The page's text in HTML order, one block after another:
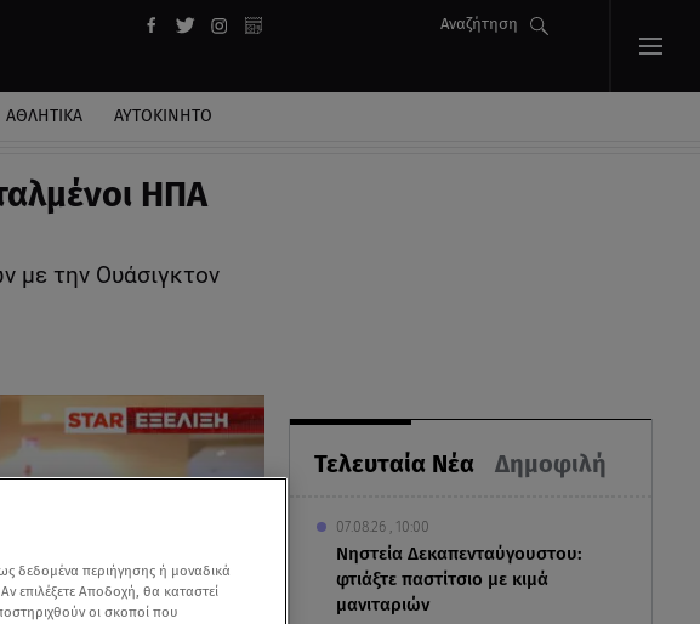
Αναζήτηση
ΑΘΛΗΤΙΚΑ ΑΥΤΟΚΙΝΗΤΟ
ΗΠΑ
με την Ουάσιγκτον
Τελευταία Νέα Δημοφιλή
07.08.26 , 10:00
Νηστεία Δεκαπενταύγουστου:
φτιάξτε παστίτσιο με κιμά
μανιταριών
δεδομένα περιήγησης ή μοναδικά
επιλέξετε Αποδοχή, θα καταστεί
οι σκοποί που